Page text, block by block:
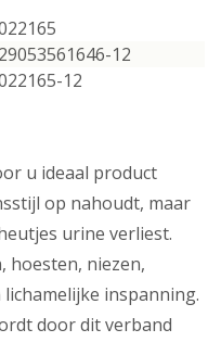
12
12
u ideaal product
op nahoudt, maar
urine verliest.
hoesten, niezen,
inspanning.
door dit verband